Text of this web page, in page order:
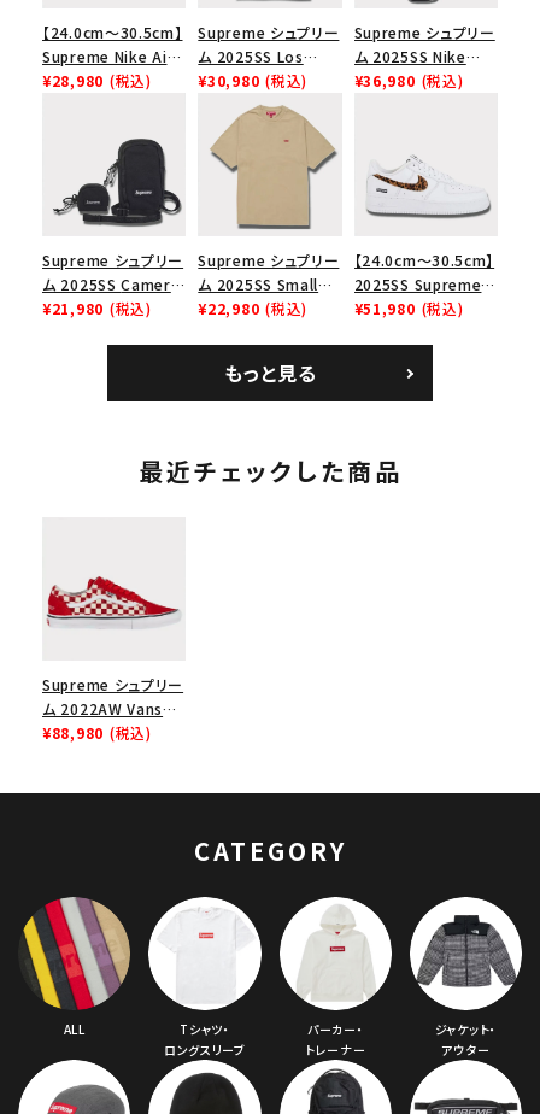
【24.0cm～30.5cm】
Supreme Nike Air
Force 1 Low シュプ
ューズ ホワイト
¥28,980 (税込)
Supreme シュプリー
ム 2025SS Los
Angeles Fire Relief
Box Logo Tee ファ
イヤーリリーフボック
スロゴTシャツ ホワ
イト 白
¥30,980 (税込)
Supreme シュプリー
ム 2025SS Nike
Leather Shoulder
¥36,980 (税込)
Supreme シュプリー
ム 2025SS Camera
Bag + Mini Pouch
¥21,980 (税込)
Supreme シュプリー
ム 2025SS Small
Box Tee スモールボ
¥22,980 (税込)
【24.0cm～30.5cm】
2025SS Supreme
GOODENOUGH
ムグッドイナフ ナイキ
エアフォース１スニー
¥51,980 (税込)
もっと見る
最近チェックした商品
Supreme シュプリー
ム 2022AW Vans
Swarovski Vans
¥88,980 (税込)
CATEGORY
ALL
Tシャツ・
ロングスリーブ
パーカー・
トレーナー
ジャケット・
アウター